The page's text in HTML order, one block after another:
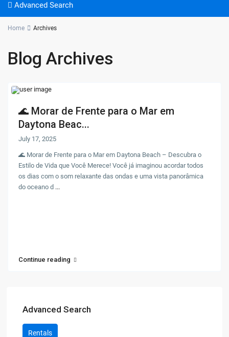
Advanced Search
Home Archives
Blog Archives
🌊 Morar de Frente para o Mar em
Daytona Beac...
July 17, 2025
🌊 Morar de Frente para o Mar em Daytona Beach – Descubra o
Estilo de Vida que Você Merece! Você já imaginou acordar todos
os dias com o som relaxante das ondas e uma vista panorâmica
do oceano d ...
Continue reading
Advanced Search
Rentals